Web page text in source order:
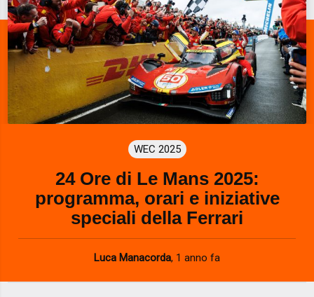
WEC 2025
24 Ore di Le Mans 2025:
programma, orari e iniziative
speciali della Ferrari
Luca Manacorda, 1 anno fa